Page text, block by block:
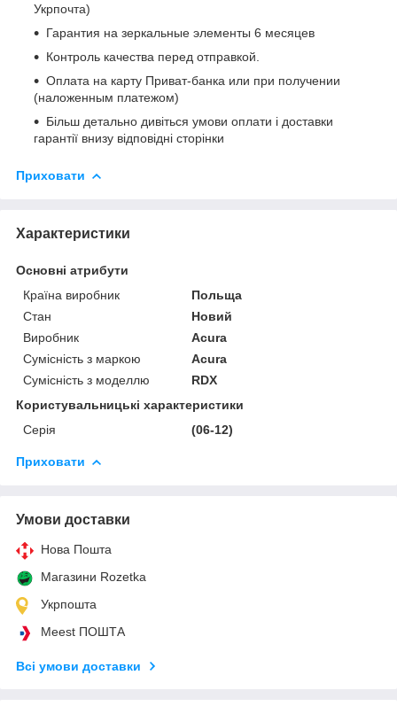
Укрпочта)
Гарантия на зеркальные элементы 6 месяцев
Контроль качества перед отправкой.
Оплата на карту Приват-банка или при получении
(наложенным платежом)
Більш детально дивіться умови оплати і доставки
гарантії внизу відповідні сторінки
Приховати
Характеристики
Основні атрибути
Країна виробник
Польща
Стан
Новий
Виробник
Acura
Сумісність з маркою
Acura
Сумісність з моделлю
RDX
Користувальницькі характеристики
Серія
(06-12)
Приховати
Умови доставки
Нова Пошта
Магазини Rozetka
Укрпошта
Meest ПОШТА
Всі умови доставки